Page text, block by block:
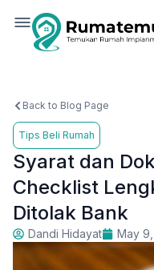
Back to Blog Page
Tips Beli Rumah
Syarat dan
Checklist
Ditolak Bank
Dandi Hidayat May